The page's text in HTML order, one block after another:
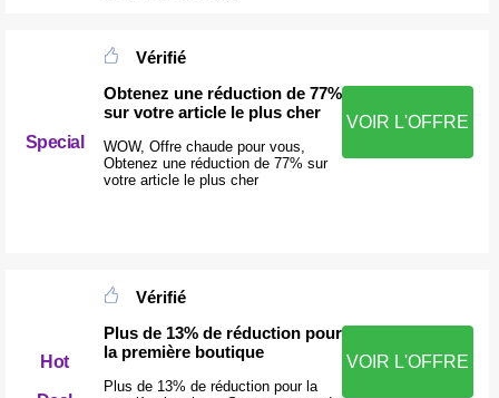
Special
Vérifié
Obtenez une réduction de 77%
sur votre article le plus cher
WOW, Offre chaude pour vous,
Obtenez une réduction de 77% sur
votre article le plus cher
VOIR L'OFFRE
Hot
Vérifié
Plus de 13% de réduction pour
la première boutique
Plus de 13% de réduction pour la
VOIR L'OFFRE